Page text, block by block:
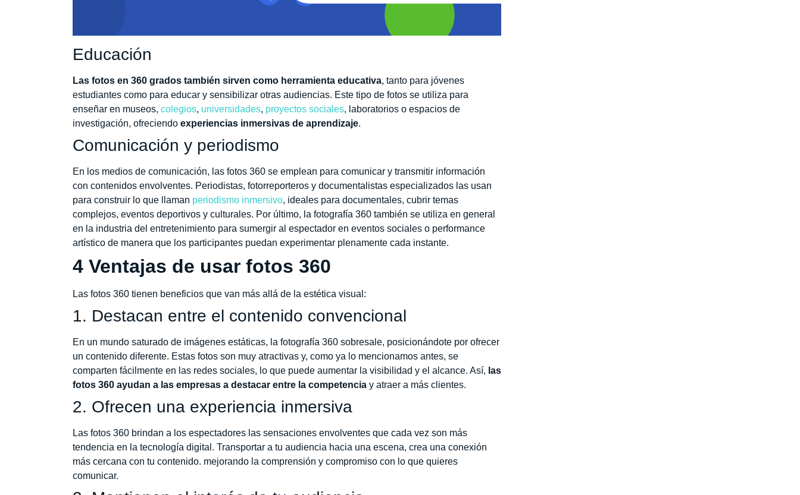
Educación
Las fotos en 360 grados también sirven como herramienta educativa, tanto para jóvenes
estudiantes como para educar y sensibilizar otras audiencias. Este tipo de fotos se utiliza para
enseñar en museos, colegios, universidades, proyectos sociales, laboratorios o espacios de
investigación, ofreciendo experiencias inmersivas de aprendizaje.
Comunicación y periodismo
En los medios de comunicación, las fotos 360 se emplean para comunicar y transmitir información
con contenidos envolventes. Periodistas, fotorreporteros y documentalistas especializados las usan
para construir lo que llaman periodismo inmersivo, ideales para documentales, cubrir temas
complejos, eventos deportivos y culturales. Por último, la fotografía 360 también se utiliza en general
en la industria del entretenimiento para sumergir al espectador en eventos sociales o performance
artístico de manera que los participantes puedan experimentar plenamente cada instante.
4 Ventajas de usar fotos 360
Las fotos 360 tienen beneficios que van más allá de la estética visual:
1. Destacan entre el contenido convencional
En un mundo saturado de imágenes estáticas, la fotografía 360 sobresale, posicionándote por ofrecer
un contenido diferente. Estas fotos son muy atractivas y, como ya lo mencionamos antes, se
comparten fácilmente en las redes sociales, lo que puede aumentar la visibilidad y el alcance. Así, las
fotos 360 ayudan a las empresas a destacar entre la competencia y atraer a más clientes.
2. Ofrecen una experiencia inmersiva
Las fotos 360 brindan a los espectadores las sensaciones envolventes que cada vez son más
tendencia en la tecnología digital. Transportar a tu audiencia hacia una escena, crea una conexión
más cercana con tu contenido. mejorando la comprensión y compromiso con lo que quieres
comunicar.